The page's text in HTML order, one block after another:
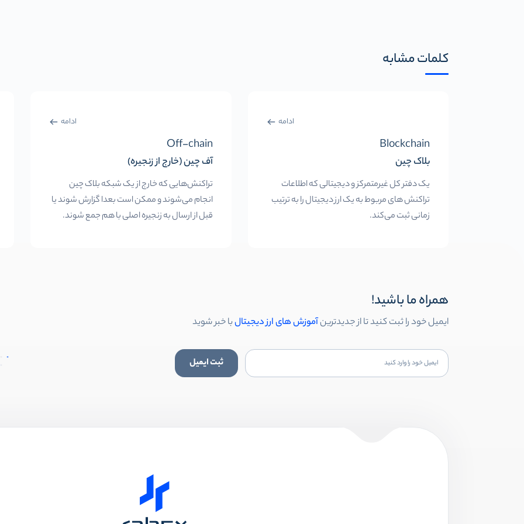
کلمات مشابه
ادامه
Blockchain
بلاک چین
یک دفتر کل غیرمتمرکز و دیجیتالی که اطلاعات
تراکنش های مربوط به یک ارز دیجیتال را به ترتیب
زمانی ثبت می‌کند.
ادامه
Off-chain
آف چین (خارج از زنجیره)
تراکنش‌هایی که خارج از یک شبکه بلاک چین
انجام می‌شوند و ممکن است بعدا گزارش شوند یا
قبل از ارسال به زنجیره اصلی با هم جمع شوند.
همراه ما باشید!
ایمیل خود را ثبت کنید تا از جدیدترینآموزش های ارز دیجیتالبا خبر شوید
ثبت ایمیل